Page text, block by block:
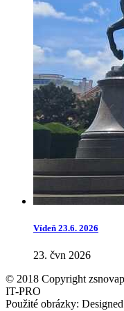
Vídeň 23.6. 2026
23. čvn 2026
© 2018 Copyright
IT-PRO
Použité obrázky: Designed